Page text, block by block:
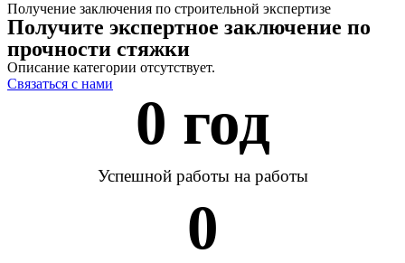
Получение заключения по строительной экспертизе
Получите экспертное заключение по
прочности стяжки
Описание категории отсутствует.
Связаться с нами
0 год
Успешной работы на работы
0